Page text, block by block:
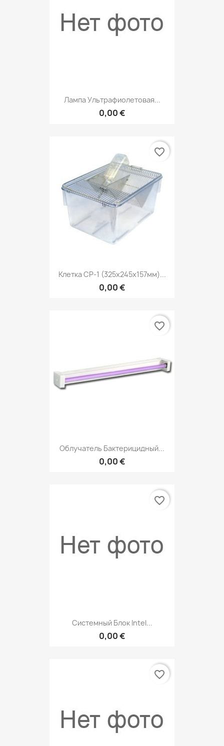
Лампа Ультрафиолетовая...
0,00 €
Клетка CP-1 (325х245х157мм)...
0,00 €
favorite_border
Облучатель Бактерицидный...
0,00 €
favorite_border
Системный Блок Intel...
0,00 €
favorite_border
favorite_border